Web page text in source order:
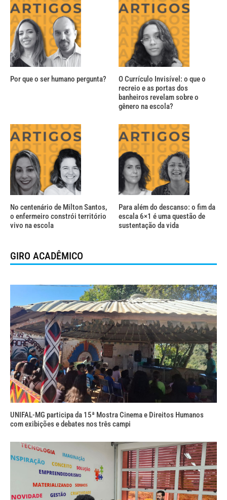
Por que o ser humano pergunta?
O Currículo Invisível: o que o
recreio e as portas dos
banheiros revelam sobre o
gênero na escola?
No centenário de Milton Santos,
o enfermeiro constrói território
vivo na escola
Para além do descanso: o fim da
escala 6×1 é uma questão de
sustentação da vida
GIRO ACADÊMICO
UNIFAL-MG participa da 15ª Mostra Cinema e Direitos Humanos
com exibições e debates nos três campi